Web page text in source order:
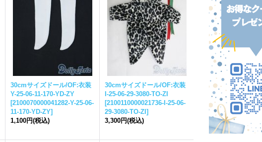
30cmサイズドール/OF:衣装
Y-25-06-11-170-YD-ZY
[2100070000041282-Y-25-06-
11-170-YD-ZY]
1,100円(税込)
30cmサイズドール/OF:衣装
I-25-06-29-3080-TO-ZI
[2100110000021736-I-25-06-
29-3080-TO-ZI ]
3,300円(税込)